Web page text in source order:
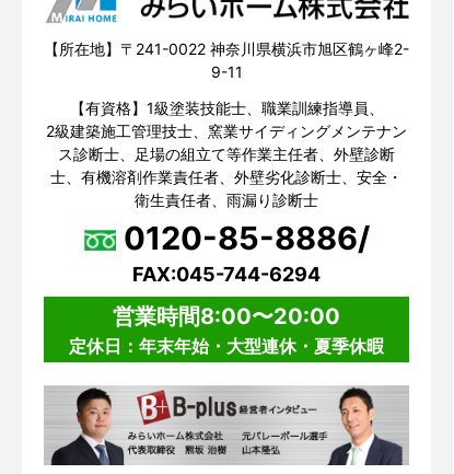
【所在地】〒241-0022 神奈川県横浜市旭区鶴ヶ峰2-
9-11
【有資格】1級塗装技能士、職業訓練指導員、
2級建築施工管理技士、窯業サイディングメンテナン
ス診断士、足場の組立て等作業主任者、外壁診断
士、有機溶剤作業責任者、外壁劣化診断士、安全・
衛生責任者、雨漏り診断士
0120-85-8886/
FAX:045-744-6294
営業時間8:00〜20:00
定休日：年末年始・大型連休・夏季休暇